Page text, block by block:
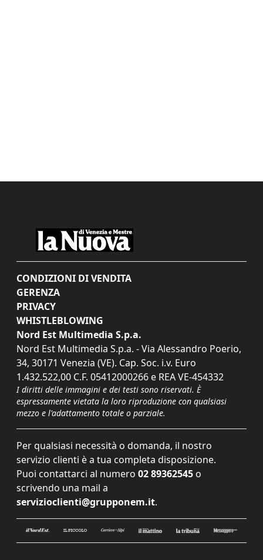
CONDIZIONI DI VENDITA
GERENZA
PRIVACY
WHISTLEBLOWING
Nord Est Multimedia S.p.a.
Nord Est Multimedia S.p.a. - Via Alessandro Poerio,
34, 30171 Venezia (VE). Cap. Soc. i.v. Euro
1.432.522,00 C.F. 05412000266 e REA VE-454332
I diritti delle immagini e dei testi sono riservati. È
espressamente vietata la loro riproduzione con qualsiasi
mezzo e l'adattamento totale o parziale.
Per qualsiasi necessità o domanda, il nostro
servizio clienti è a tua completa disposizione.
Puoi contattarci al numero 02 89362545 o
scrivendo una mail a
servizioclienti@grupponem.it.